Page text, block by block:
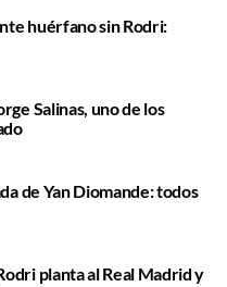
huérfano sin Rodri:
Salinas, uno de los
de Yan Diomande: todos
planta al Real Madrid y